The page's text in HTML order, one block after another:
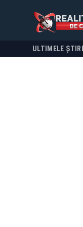
ULTIMELE ȘTIRI